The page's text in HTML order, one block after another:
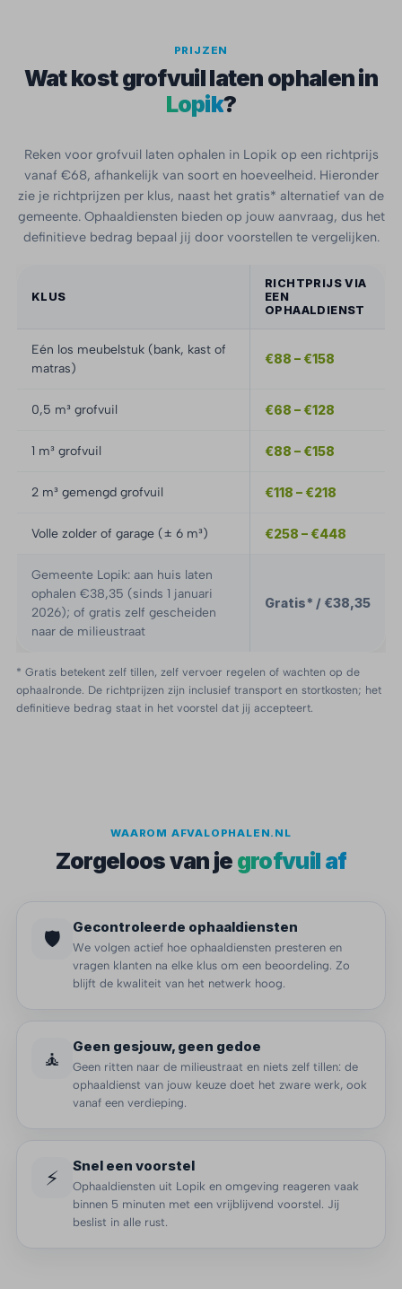
PRIJZEN
Wat kost grofvuil laten ophalen in
Lopik?
Reken voor grofvuil laten ophalen in Lopik op een richtprijs
vanaf €68, afhankelijk van soort en hoeveelheid. Hieronder
zie je richtprijzen per klus, naast het gratis* alternatief van de
gemeente. Ophaaldiensten bieden op jouw aanvraag, dus het
definitieve bedrag bepaal jij door voorstellen te vergelijken.
KLUS
RICHTPRIJS VIA
EEN
OPHAALDIENST
Eén los meubelstuk (bank, kast of
matras)
€88 – €158
0,5 m³ grofvuil €68 – €128
1 m³ grofvuil €88 – €158
2 m³ gemengd grofvuil €118 – €218
Volle zolder of garage (± 6 m³) €258 – €448
Gemeente Lopik: aan huis laten
ophalen €38,35 (sinds 1 januari
2026); of gratis zelf gescheiden
naar de milieustraat
Gratis* / €38,35
* Gratis betekent zelf tillen, zelf vervoer regelen of wachten op de
ophaalronde. De richtprijzen zijn inclusief transport en stortkosten; het
definitieve bedrag staat in het voorstel dat jij accepteert.
WAAROM AFVALOPHALEN.NL
Zorgeloos van je grofvuil af
🛡️ Gecontroleerde ophaaldiensten
We volgen actief hoe ophaaldiensten presteren en
vragen klanten na elke klus om een beoordeling. Zo
blijft de kwaliteit van het netwerk hoog.
🧘 Geen gesjouw, geen gedoe
Geen ritten naar de milieustraat en niets zelf tillen: de
ophaaldienst van jouw keuze doet het zware werk, ook
vanaf een verdieping.
⚡ Snel een voorstel
Ophaaldiensten uit Lopik en omgeving reageren vaak
binnen 5 minuten met een vrijblijvend voorstel. Jij
beslist in alle rust.